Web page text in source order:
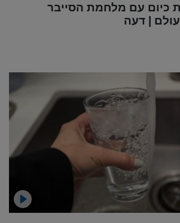
כיום עם מלחמת הסייבר
| דעה